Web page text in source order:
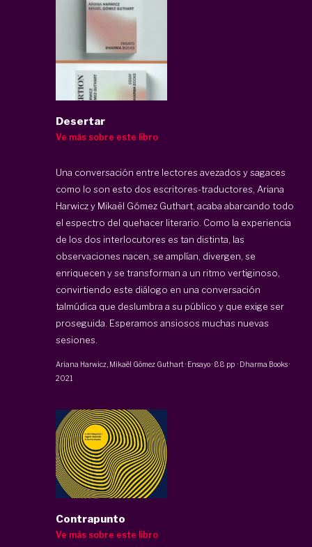
Desertar
Ve más sobre este libro
Una conversación entre lectores avezados y sagaces
como lo son esto dos escritores-traductores, Ariana
Harwicz y Mikaël Gómez Guthart, acaba abarcando todo
el espectro del quehacer literario. Como la experiencia
de los dos interlocutores es tan distinta, las
observaciones nacen, se amplían, divergen, se
enriquecen y se transforman a un ritmo vertiginoso,
convirtiendo este diálogo en una conversación
talmúdica que deslumbra a su público y que exige ser
proseguida. Esperamos ansiosos muchas nuevas
sesiones.
Ariana Harwicz , Mikaël Gómez Guthart· Ensayo· 88 pp · Dharma Books·
2021
Contrapunto
Ve más sobre este libro